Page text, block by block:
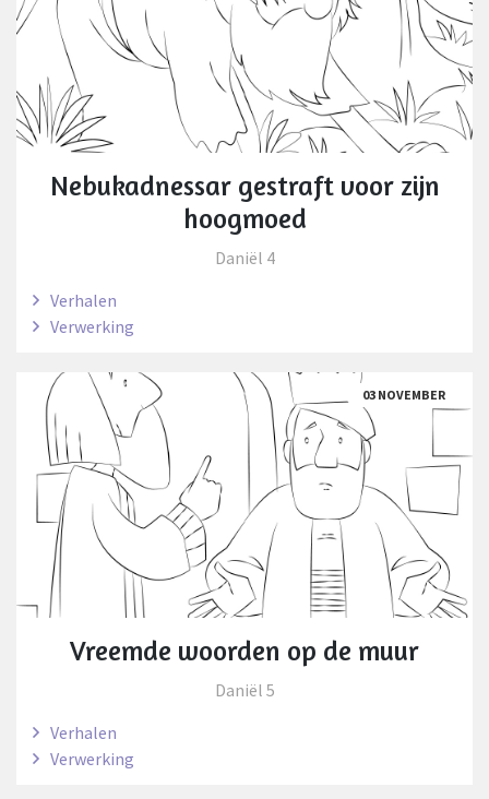
Nebukadnessar gestraft voor zijn
hoogmoed
Daniël 4
Verhalen
Verwerking
03 NOVEMBER
Vreemde woorden op de muur
Daniël 5
Verhalen
Verwerking